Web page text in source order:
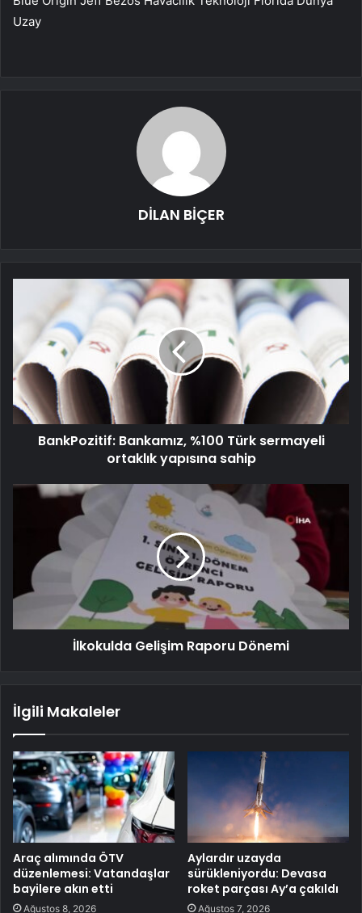
Uzay
DİLAN BİÇER
BankPozitif: Bankamız, %100 Türk sermayeli
ortaklık yapısına sahip
İlkokulda Gelişim Raporu Dönemi
İlgili Makaleler
Araç alımında ÖTV
düzenlemesi: Vatandaşlar
bayilere akın etti
Ağustos 8, 2026
Aylardır uzayda
sürükleniyordu: Devasa
roket parçası Ay’a çakıldı
Ağustos 7, 2026